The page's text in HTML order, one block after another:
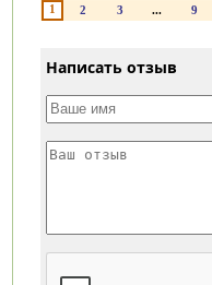
1 2 3 ... 9
Написать отзыв